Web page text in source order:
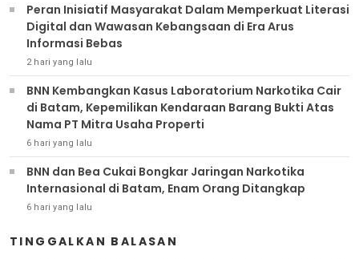
Peran Inisiatif Masyarakat Dalam Memperkuat Literasi
Digital dan Wawasan Kebangsaan di Era Arus
Informasi Bebas
2 hari yang lalu
BNN Kembangkan Kasus Laboratorium Narkotika Cair
di Batam, Kepemilikan Kendaraan Barang Bukti Atas
Nama PT Mitra Usaha Properti
6 hari yang lalu
BNN dan Bea Cukai Bongkar Jaringan Narkotika
Internasional di Batam, Enam Orang Ditangkap
6 hari yang lalu
TINGGALKAN BALASAN